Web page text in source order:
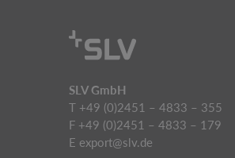
SLV GmbH
T +49 (0)2451 – 4833 – 355
F +49 (0)2451 – 4833 – 179
E export@slv.de